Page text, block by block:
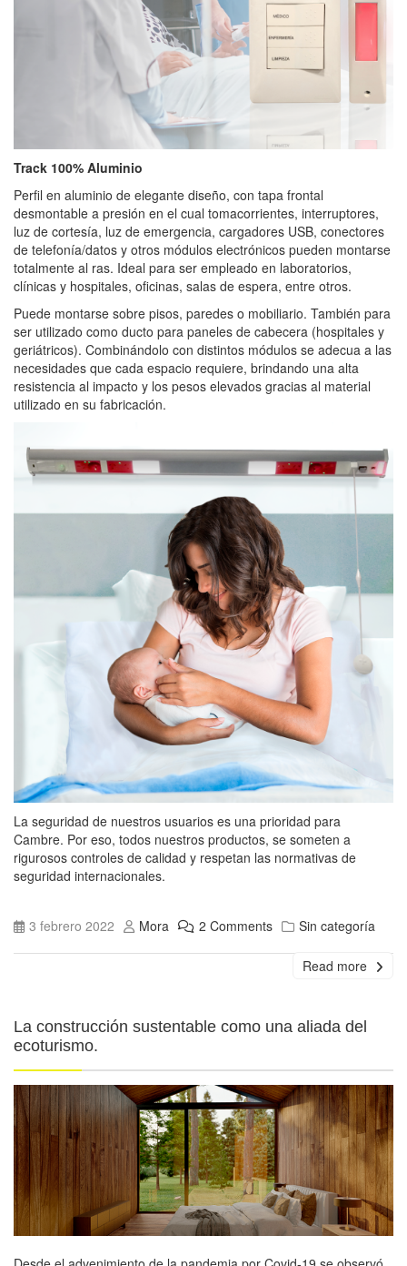
Track 100% Aluminio
Perfil en aluminio de elegante diseño, con tapa frontal
desmontable a presión en el cual tomacorrientes, interruptores,
luz de cortesía, luz de emergencia, cargadores USB, conectores
de telefonía/datos y otros módulos electrónicos pueden montarse
totalmente al ras. Ideal para ser empleado en laboratorios,
clínicas y hospitales, oficinas, salas de espera, entre otros.
Puede montarse sobre pisos, paredes o mobiliario. También para
ser utilizado como ducto para paneles de cabecera (hospitales y
geriátricos). Combinándolo con distintos módulos se adecua a las
necesidades que cada espacio requiere, brindando una alta
resistencia al impacto y los pesos elevados gracias al material
utilizado en su fabricación.
La seguridad de nuestros usuarios es una prioridad para
Cambre. Por eso, todos nuestros productos, se someten a
rigurosos controles de calidad y respetan las normativas de
seguridad internacionales.
3 febrero 2022 Mora 2 Comments Sin categoría
Read more
La construcción sustentable como una aliada del
ecoturismo.